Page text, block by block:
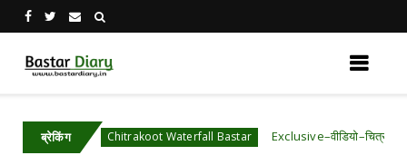
ब्रेकिंग
Chitrakoot Waterfall Bastar Exclusive–वीडियो–चित्रकोट जलप्रपात